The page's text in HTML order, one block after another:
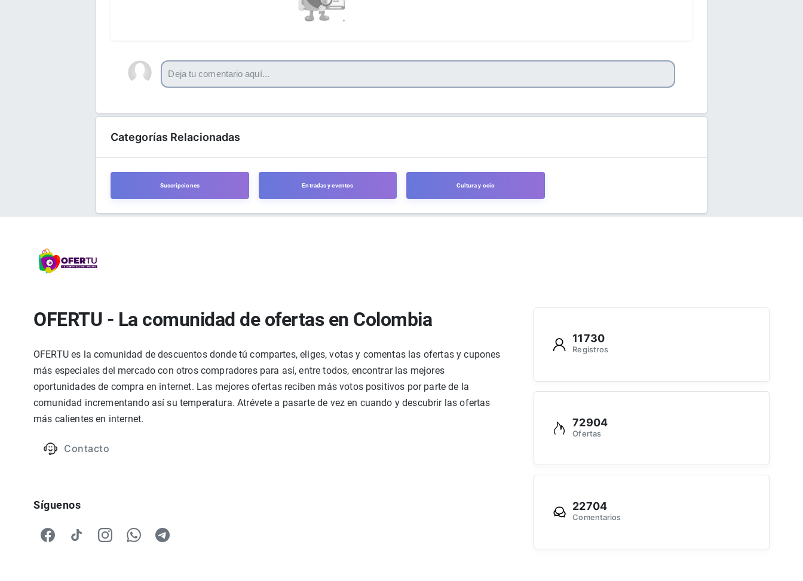
Categorías Relacionadas
Suscripciones Entradas y eventos Cultura y ocio
OFERTU - La comunidad de ofertas en Colombia
OFERTU es la comunidad de descuentos donde tú compartes, eliges, votas y comentas las ofertas y cupones
más especiales del mercado con otros compradores para así, entre todos, encontrar las mejores
oportunidades de compra en internet. Las mejores ofertas reciben más votos positivos por parte de la
comunidad incrementando así su temperatura. Atrévete a pasarte de vez en cuando y descubrir las ofertas
más calientes en internet.
Contacto
Síguenos
11730
Registros
72904
Ofertas
22704
Comentarios